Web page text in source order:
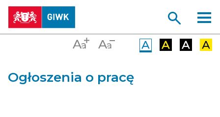
Ogłoszenia o pracę